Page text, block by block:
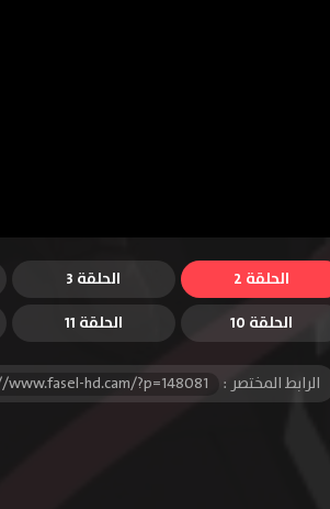
الحلقة 2 الحلقة 3
الحلقة 10 الحلقة 11
الرابط المختصر : hd.cam/?p=148081